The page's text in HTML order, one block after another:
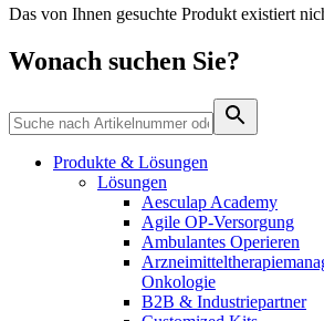
Zahnmedizin
Lösungen
Therapien
B. Braun HomeCare
Wir koordinieren Ihre medizinische
Medien
Das von Ihnen gesuchte Produkt existiert
Wonach suchen Sie?
Produkte & Lösungen
Lösungen
Aesculap Academy
Agile OP-Versorgung
Ambulantes Operieren
Onkologie​
B2B & Industriepartner